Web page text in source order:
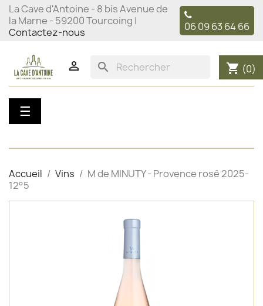
La Cave d'Antoine - 8 bis Avenue de
la Marne - 59200 Tourcoing |
Contactez-nous
06 09 63 64 66
 search shopping_cart (0)
Basculer
la
☰
Accueil Vins
M de MINUTY - Provence rosé 2025-
12°5